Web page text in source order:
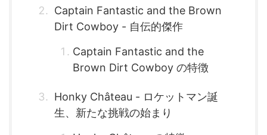
Captain Fantastic and the Brown
Dirt Cowboy - 自伝的傑作
Captain Fantastic and the
Brown Dirt Cowboy の特徴
Honky Château - ロケットマン誕
生、新たな挑戦の始まり